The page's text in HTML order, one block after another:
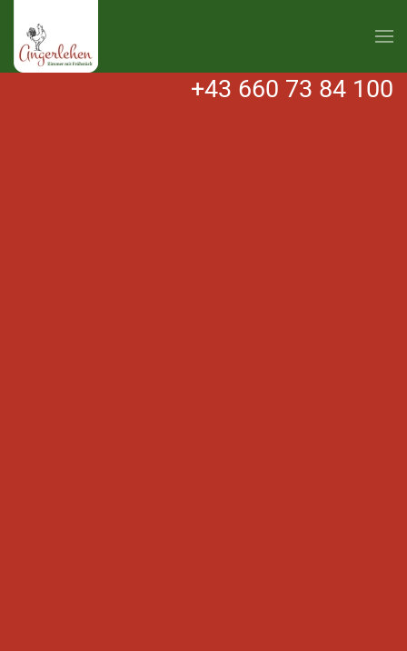
Zum Hauptinhalt springen
+43 660 73 84 100